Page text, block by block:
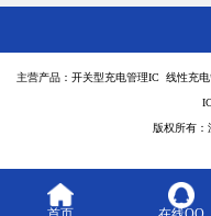
主营产品：开关型充电管理IC 线性充
版权所有：